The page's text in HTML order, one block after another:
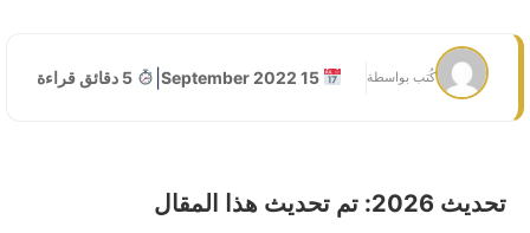
كُتب بواسطة
تحديث 2026: تم تحديث هذا المقال